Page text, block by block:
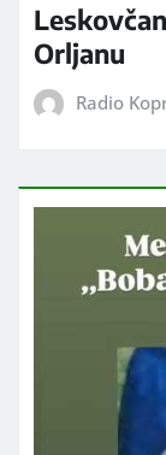
Orljanu
Radio